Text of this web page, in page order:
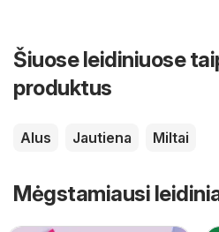
Šiuose leidiniuose
produktus
Alus Jautiena Miltai
Mėgstamiausi